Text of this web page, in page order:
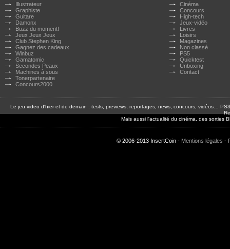
Illustrateur
Graphiste
Guitare
Damonx
Buzz du moment!
Jeux Jeux Jeux
Club Stephen King
Gagnez des cadeaux
Winbuz
Gamatomic
Secondes Peaux
Machines à sous
Tonerpartenaire
Concours2000
Cinéma
Concours
High-tech
Jeux-vidéo
Livres
Loisirs
Magazines
Non classé
PS5
Quicktest
Unboxing
Contact
Le jeu video d'hier et de demain : tests, previews, reportages, news, concours, vidéos…
Mais aussi l'actualité du cinéma, des sorties
© 2006-2013 InsertCoin - Mentions légales -